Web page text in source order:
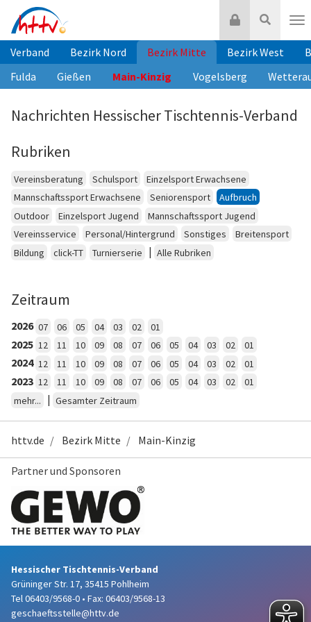
Inhalt
springen
Suche
Login
Verband Bezirk Nord Bezirk Mitte Bezirk West
Fulda
Gießen Main-Kinzig Vogelsberg
Nachrichten Hessischer Tischtennis-Verband
Rubriken
Vereinsberatung Schulsport
Einzelsport Erwachsene
Mannschaftssport Erwachsene
Seniorensport
Aufbruch
Outdoor
Einzelsport Jugend
Mannschaftssport Jugend
Vereinsservice
Personal/Hintergrund Sonstiges
Breitensport
Bildung
click-TT Turnierserie | Alle Rubriken
Zeitraum
2026 07 06 05 04 03 02 01
2025 12 11 10 09 08 07 06 05 04 03 02 01
2024 12 11 10 09 08 07 06 05 04 03 02 01
2023 12 11 10 09 08 07 06 05 04 03 02
01
mehr...
| Gesamter Zeitraum
httv.de Bezirk Mitte Main-Kinzig
Partner und Sponsoren
Hessischer Tischtennis-Verband
Grüninger Str. 17, 35415 Pohlheim
Tel 06403/9568-0 • Fax: 06403/9568-13
geschaeftsstelle@httv.de